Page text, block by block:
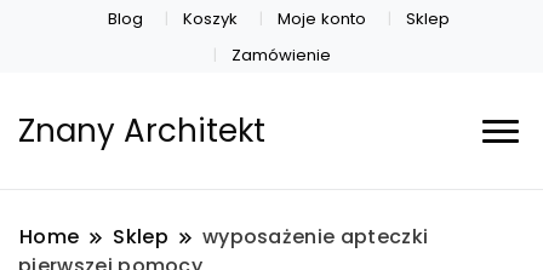
Blog Koszyk Moje konto
Sklep
Zamówienie
Znany Architekt
Home Sklep
wyposażenie apteczki